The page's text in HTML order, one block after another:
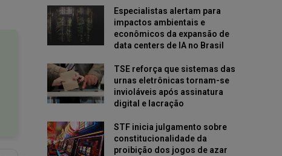
Especialistas alertam para
impactos ambientais e
econômicos da expansão de
data centers de IA no Brasil
TSE reforça que sistemas das
urnas eletrônicas tornam-se
invioláveis após assinatura
digital e lacração
STF inicia julgamento sobre
constitucionalidade da
proibição dos jogos de azar